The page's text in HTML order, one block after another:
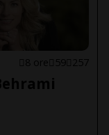
8 ore 59 257